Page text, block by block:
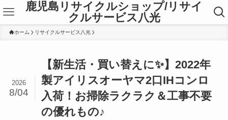
鹿児島リサイクルショップ/リサイ
クルサービス八光
ホーム リサイクルサービス八光
【新生活・買い替えに✨】2022年
製アイリスオーヤマ2口IHコンロ
入荷！お掃除ラクラク＆工事不要
の優れもの♪
2026
8/04